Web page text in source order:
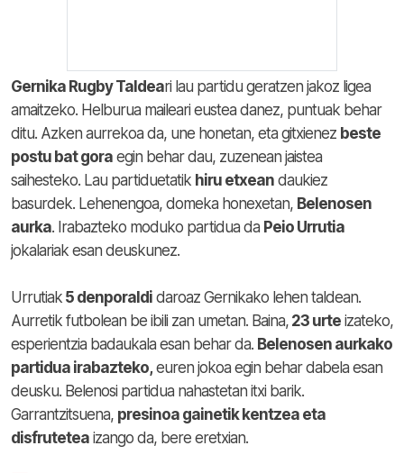
Gernika Rugby Taldeari lau partidu geratzen jakoz ligea
amaitzeko. Helburua maileari eustea danez, puntuak behar
ditu. Azken aurrekoa da, une honetan, eta gitxienez beste
postu bat gora egin behar dau, zuzenean jaistea
saihesteko. Lau partiduetatik hiru etxean daukiez
basurdek. Lehenengoa, domeka honexetan, Belenosen
aurka. Irabazteko moduko partidua da Peio Urrutia
jokalariak esan deuskunez.
Urrutiak 5 denporaldi daroaz Gernikako lehen taldean.
Aurretik futbolean be ibili zan umetan. Baina, 23 urte izateko,
esperientzia badaukala esan behar da. Belenosen aurkako
partidua irabazteko, euren jokoa egin behar dabela esan
deusku. Belenosi partidua nahastetan itxi barik.
Garrantzitsuena, presinoa gainetik kentzea eta
disfrutetea izango da, bere eretxian.